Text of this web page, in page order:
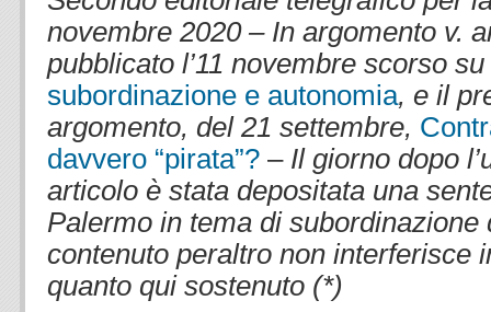
novembre 2020 – In argomento v.
pubblicato l’11 novembre scorso su
subordinazione e autonomia, e il
argomento, del 21 settembre,
davvero “pirata”? – Il giorno dopo
articolo è stata depositata una
Palermo in tema di subordinazione
contenuto peraltro non interferisce
quanto qui sostenuto (*)